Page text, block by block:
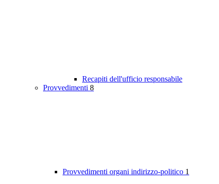
Recapiti dell'ufficio responsabile
Provvedimenti 8
Provvedimenti organi indirizzo-politico 1